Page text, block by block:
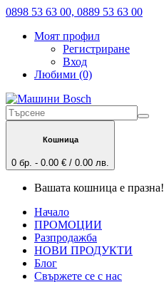
0898 53 63 00, 0889 53 63 00
Моят профил
Регистриране
Вход
Любими (0)
Кошница
0 бр. - 0.00 € / 0.00 лв.
Вашата кошница е празна!
Начало
ПРОМОЦИИ
Разпродажба
НОВИ ПРОДУКТИ
Блог
Свържете се с нас